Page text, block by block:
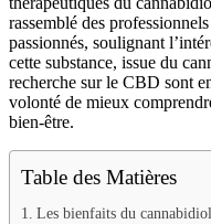
rassemblé des
passionnés, soulignant
cette substance, issue du
recherche sur le CBD sont
volonté de mieux
bien-être.
Table des Matières
Les bienfaits du